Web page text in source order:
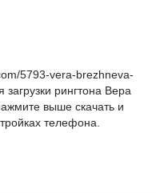
5793-vera-brezhneva-
загрузки рингтона Вера
выше скачать и
телефона.